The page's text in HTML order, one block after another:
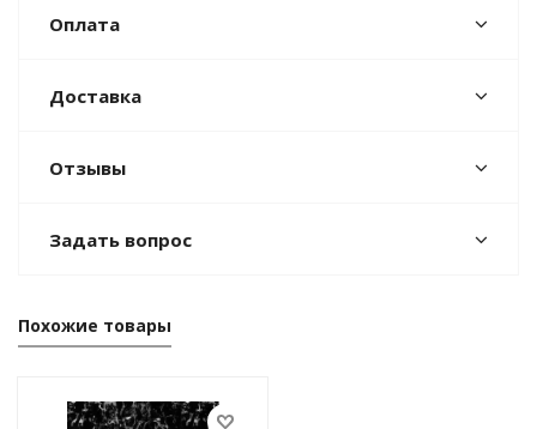
Оплата
Доставка
Отзывы
Задать вопрос
Похожие товары